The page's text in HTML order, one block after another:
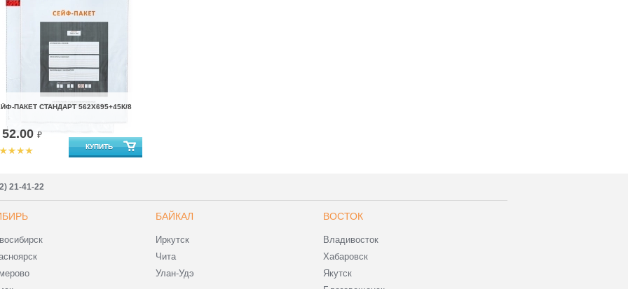
ПАКЕТ СТАНДАРТ 562Х695+45К/8
52.00 ₽
21-41-22
БАЙКАЛ
Иркутск
Чита
Улан-Удэ
ВОСТОК
Владивосток
Хабаровск
Якутск